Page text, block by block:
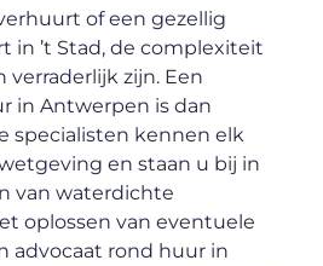
of een gezellig
in ’t Stad, de complexiteit
verraderlijk zijn. Een
in Antwerpen is dan
specialisten kennen elk
en staan u bij in
van waterdichte
oplossen van eventuele
advocaat rond huur in